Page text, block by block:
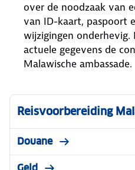
over de noodzaak van
van ID-kaart, paspoort
wijzigingen onderhevig.
actuele gegevens de
Malawische ambassade.
Reisvoorbereiding
Douane